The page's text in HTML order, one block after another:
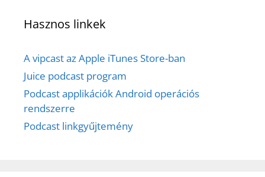
Hasznos linkek
A vipcast az Apple iTunes Store-ban
Juice podcast program
Podcast applikációk Android operációs
rendszerre
Podcast linkgyűjtemény